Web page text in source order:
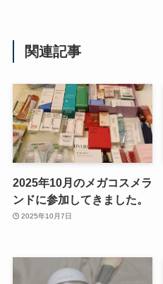
関連記事
2025年10月のメガコスメラ
ンドに参加してきました。
2025年10月7日